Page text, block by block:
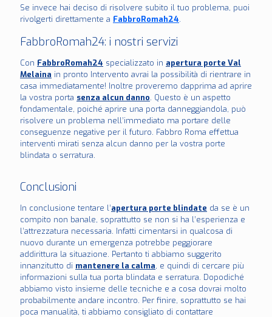
Se invece hai deciso di risolvere subito il tuo problema, puoi
rivolgerti direttamente a FabbroRomah24.
FabbroRomah24: i nostri servizi
Con FabbroRomah24 specializzato in apertura porte Val
Melaina in pronto Intervento avrai la possibilità di rientrare in
casa immediatamente! Inoltre proveremo dapprima ad aprire
la vostra porta senza alcun danno. Questo è un aspetto
fondamentale, poiché aprire una porta danneggiandola, può
risolvere un problema nell’immediato ma portare delle
conseguenze negative per il futuro. Fabbro Roma effettua
interventi mirati senza alcun danno per la vostra porte
blindata o serratura.
Conclusioni
In conclusione tentare l’apertura porte blindate da se è un
compito non banale, soprattutto se non si ha l’esperienza e
l’attrezzatura necessaria. Infatti cimentarsi in qualcosa di
nuovo durante un emergenza potrebbe peggiorare
addirittura la situazione. Pertanto ti abbiamo suggerito
innanzitutto di mantenere la calma, e quindi di cercare più
informazioni sulla tua porta blindata e serratura. Dopodiché
abbiamo visto insieme delle tecniche e a cosa dovrai molto
probabilmente andare incontro. Per finire, soprattutto se hai
poca manualità, ti abbiamo consigliato di contattare